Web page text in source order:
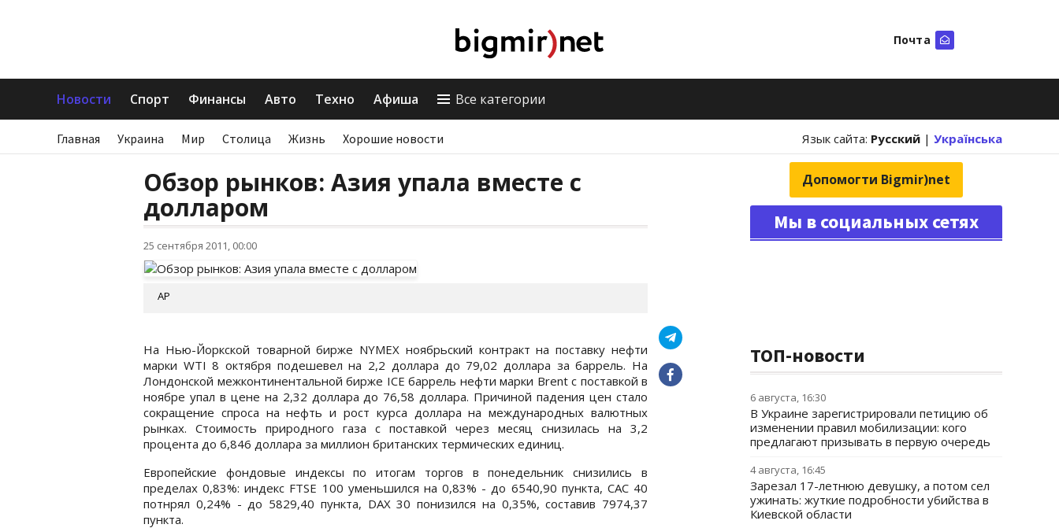
Почта
Новости Спорт Финансы Авто Техно Афиша Все категории
Главная Украина Мир Столица Жизнь Хорошие новости Язык сайта: Русский | Українська
Обзор рынков: Азия упала вместе с
долларом
25 сентября 2011, 00:00
АР
На Нью-Йоркской товарной бирже NYMEX ноябрьский контракт на поставку нефти
марки WTI 8 октября подешевел на 2,2 доллара до 79,02 доллара за баррель. На
Лондонской межконтинентальной бирже ICE баррель нефти марки Brent с поставкой в
ноябре упал в цене на 2,32 доллара до 76,58 доллара. Причиной падения цен стало
сокращение спроса на нефть и рост курса доллара на международных валютных
рынках. Стоимость природного газа с поставкой через месяц снизилась на 3,2
процента до 6,846 доллара за миллион британских термических единиц.
Европейские фондовые индексы по итогам торгов в понедельник снизились в
пределах 0,83%: индекс FTSE 100 уменьшился на 0,83% - до 6540,90 пункта, CAC 40
потнрял 0,24% - до 5829,40 пункта, DAX 30 понизился на 0,35%, составив 7974,37
пункта.
Допомогти Bigmir)net
Мы в социальных сетях
ТОП-новости
6 августа, 16:30
В Украине зарегистрировали петицию об
изменении правил мобилизации: кого
предлагают призывать в первую очередь
4 августа, 16:45
Зарезал 17-летнюю девушку, а потом сел
ужинать: жуткие подробности убийства в
Киевской области